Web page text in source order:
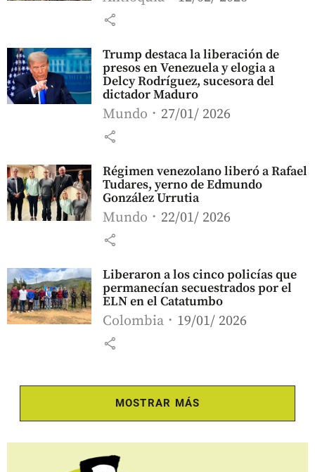
share
Trump destaca la liberación de
presos en Venezuela y elogia a
Delcy Rodríguez, sucesora del
dictador Maduro
Mundo 27/01/ 2026
share
Régimen venezolano liberó a Rafael
Tudares, yerno de Edmundo
González Urrutia
Mundo 22/01/ 2026
share
Liberaron a los cinco policías que
permanecían secuestrados por el
ELN en el Catatumbo
Colombia 19/01/ 2026
share
MOSTRAR MÁS